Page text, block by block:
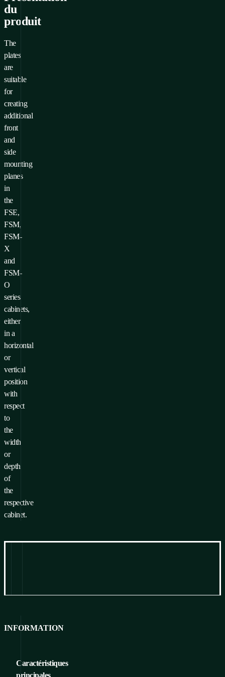
du
produit
The
plates
are
suitable
for
creating
additional
front
and
side
mounting
planes
in
the
FSE,
FSM,
FSM-
X
and
FSM-
O
series
cabinets,
either
in a
horizontal
or
vertical
position
with
respect
to
the
width
or
depth
of
the
respective
cabinet.
INFORMATION
Caractéristiques
principales